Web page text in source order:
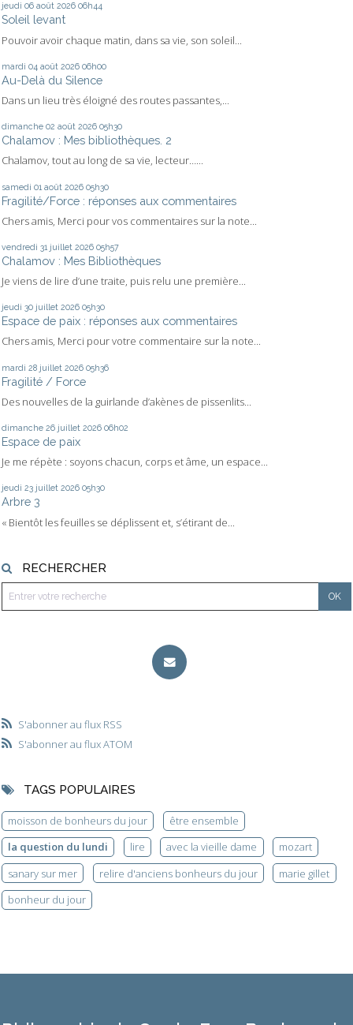
jeudi 06 août 2026 06h44
Soleil levant
Pouvoir avoir chaque matin, dans sa vie, son soleil...
mardi 04 août 2026 06h00
Au-Delà du Silence
Dans un lieu très éloigné des routes passantes,...
dimanche 02 août 2026 05h30
Chalamov : Mes bibliothèques. 2
Chalamov, tout au long de sa vie, lecteur…...
samedi 01 août 2026 05h30
Fragilité/Force : réponses aux commentaires
Chers amis, Merci pour vos commentaires sur la note...
vendredi 31 juillet 2026 05h57
Chalamov : Mes Bibliothèques
Je viens de lire d’une traite, puis relu une première...
jeudi 30 juillet 2026 05h30
Espace de paix : réponses aux commentaires
Chers amis, Merci pour votre commentaire sur la note...
mardi 28 juillet 2026 05h36
Fragilité / Force
Des nouvelles de la guirlande d’akènes de pissenlits...
dimanche 26 juillet 2026 06h02
Espace de paix
Je me répète : soyons chacun, corps et âme, un espace...
jeudi 23 juillet 2026 05h30
Arbre 3
« Bientôt les feuilles se déplissent et, s’étirant de...
RECHERCHER
S'abonner au flux RSS
S'abonner au flux ATOM
TAGS POPULAIRES
moisson de bonheurs du jour
être ensemble
la question du lundi
lire avec la vieille dame
mozart
sanary sur mer
relire d'anciens bonheurs du jour
marie gillet
bonheur du jour